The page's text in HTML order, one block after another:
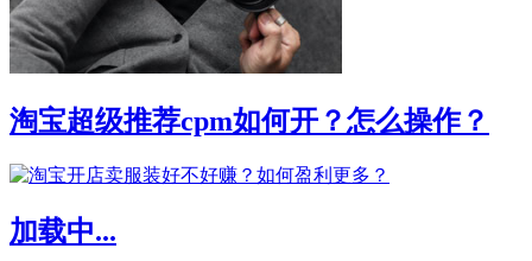
淘宝超级推荐cpm如何开？怎么操作？
加载中...